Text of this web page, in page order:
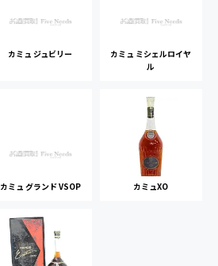
カミュ ジュビリー
カミュ ミシェルロイヤ
ル
カミュ グランド VSOP カミュXO